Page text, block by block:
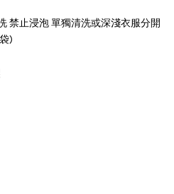
禁止浸泡 單獨清洗或深淺衣服分開
)